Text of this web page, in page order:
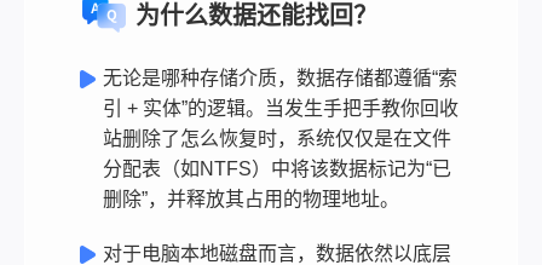
为什么数据还能找回？
无论是哪种存储介质，数据存储都遵循“索
引 + 实体”的逻辑。当发生手把手教你回收
站删除了怎么恢复时，系统仅仅是在文件
分配表（如NTFS）中将该数据标记为“已
删除”，并释放其占用的物理地址。
对于电脑本地磁盘而言，数据依然以底层